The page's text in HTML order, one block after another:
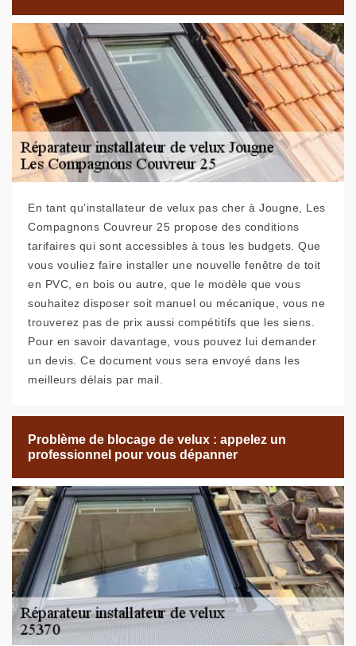
En tant qu’installateur de velux pas cher à Jougne, Les
Compagnons Couvreur 25 propose des conditions
tarifaires qui sont accessibles à tous les budgets. Que
vous vouliez faire installer une nouvelle fenêtre de toit
en PVC, en bois ou autre, que le modèle que vous
souhaitez disposer soit manuel ou mécanique, vous ne
trouverez pas de prix aussi compétitifs que les siens.
Pour en savoir davantage, vous pouvez lui demander
un devis. Ce document vous sera envoyé dans les
meilleurs délais par mail.
Problème de blocage de velux : appelez un
professionnel pour vous dépanner